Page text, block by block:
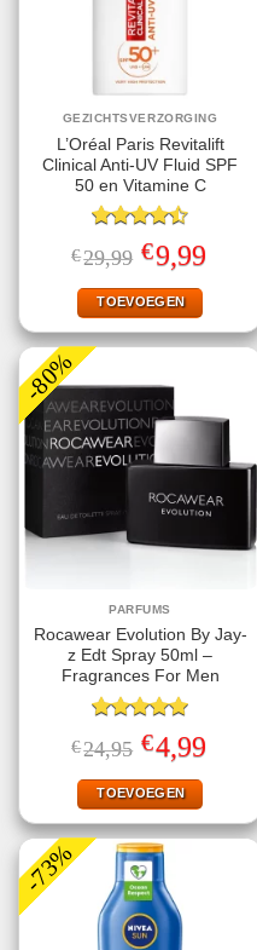
GEZICHTSVERZORGING
L’Oréal Paris Revitalift
Clinical Anti-UV Fluid SPF
50 en Vitamine C
Gewaardeerd
4.50uit 5
€29,99 Oorspronkelijke
prijs
was:
€29,99.
€9,99Huidige
prijs
TOEVOEGEN
-80%
PARFUMS
Rocawear Evolution By Jay-
z Edt Spray 50ml –
Fragrances For Men
Gewaardeerd
5.00uit 5
€24,95 Oorspronkelijke
prijs
was:
€24,95.
€4,99Huidige
prijs
TOEVOEGEN
-73%